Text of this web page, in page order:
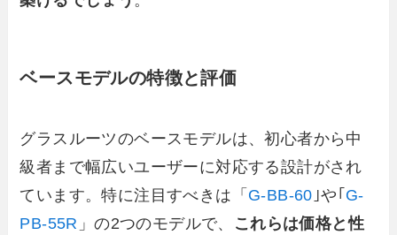
ベースモデルの特徴と評価
グラスルーツのベースモデルは、初心者から中
級者まで幅広いユーザーに対応する設計がされ
ています。特に注目すべきは「 G-BB-60 ｣や｢ G-
PB-55R 」の2つのモデルで、
これらは価格と性